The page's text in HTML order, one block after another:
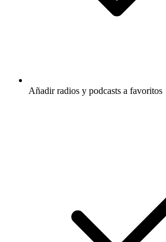
Añadir radios y podcasts a favoritos